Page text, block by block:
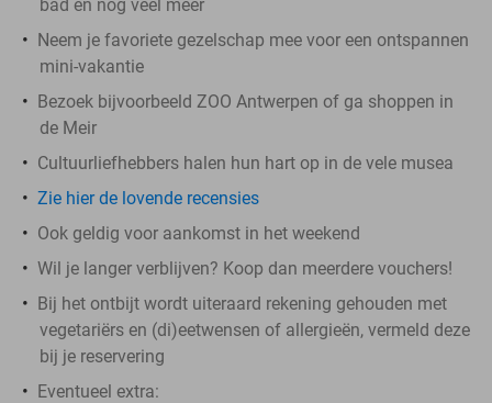
bad en nog veel meer
Neem je favoriete gezelschap mee voor een ontspannen
mini-vakantie
Bezoek bijvoorbeeld ZOO Antwerpen of ga shoppen in
de Meir
Cultuurliefhebbers halen hun hart op in de vele musea
Zie hier de lovende recensies
Ook geldig voor aankomst in het weekend
Wil je langer verblijven? Koop dan meerdere vouchers!
Bij het ontbijt wordt uiteraard rekening gehouden met
vegetariërs en (di)eetwensen of allergieën, vermeld deze
bij je reservering
Eventueel extra: